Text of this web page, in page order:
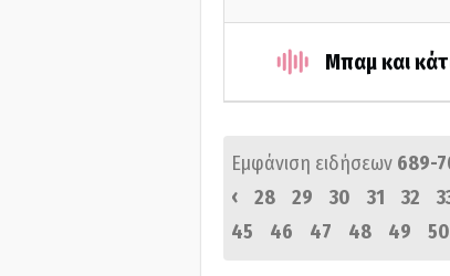
Μπαμ και
Εμφάνιση ειδήσεων 689-
‹
28 29 30 31 32
45
46 47 48 49 50